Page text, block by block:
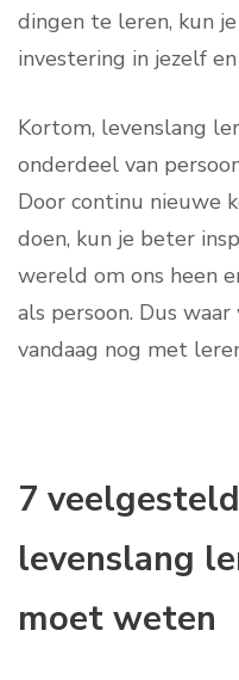
dingen te leren, kun
investering in jezelf
Kortom, levenslang
onderdeel van
Door continu nieuwe
doen, kun je beter
wereld om ons heen
als persoon. Dus
vandaag nog met
7
levenslang
moet weten